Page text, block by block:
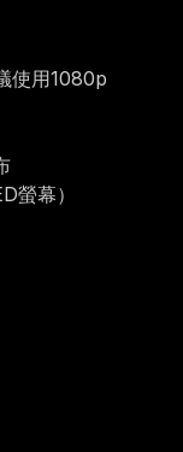
使用1080p
螢幕）